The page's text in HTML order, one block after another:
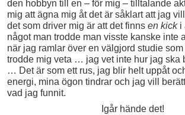
den hobbyn till en – för mig – tilltalande
mig att ägna mig åt det är såklart att jag
det som driver mig är att det finns en kicki
något man trodde man visste kanske inte
när jag ramlar över en välgjord studie
trodde mig veta … jag vet inte hur jag ska
… Det är som ett rus, jag blir helt uppåt
energi, mina ögon tindrar och jag vill
vad jag funnit.
Igår hände det!